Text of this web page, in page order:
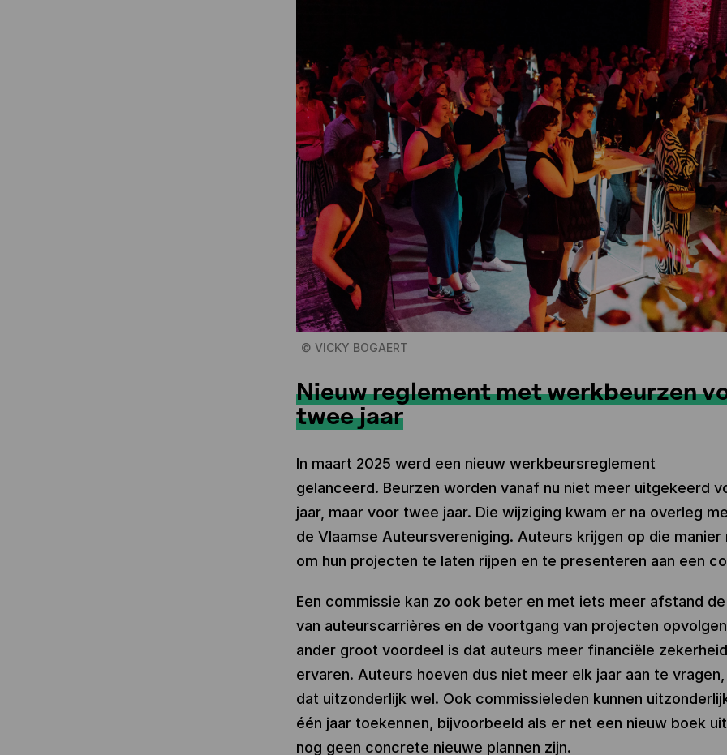
© VICKY BOGAERT
Nieuw reglement met werkbeurzen
twee jaar
In maart 2025 werd een nieuw werkbeursreglement
gelanceerd. Beurzen worden vanaf nu niet meer uitgekeerd
jaar, maar voor twee jaar. Die wijziging kwam er na overleg
de Vlaamse Auteursvereniging. Auteurs krijgen op die manier
om hun projecten te laten rijpen en te presenteren aan een
Een commissie kan zo ook beter en met iets meer afstand
van auteurscarrières en de voortgang van projecten
ander groot voordeel is dat auteurs meer financiële
ervaren. Auteurs hoeven dus niet meer elk jaar aan te vragen,
dat uitzonderlijk wel. Ook commissieleden kunnen
één jaar toekennen, bijvoorbeeld als er net een nieuw boek
nog geen concrete nieuwe plannen zijn.